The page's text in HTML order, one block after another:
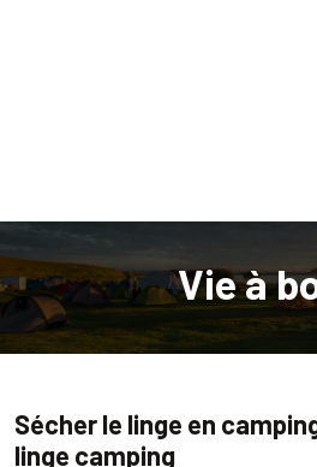
Vie à
Sécher le linge en
linge camping